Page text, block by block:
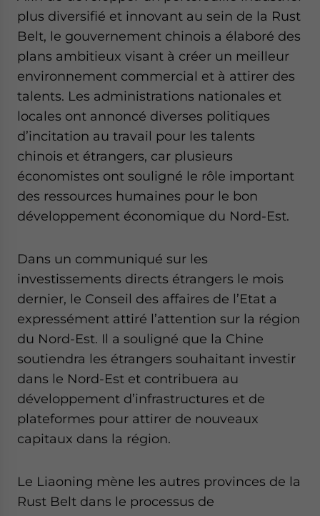
plus diversifié et innovant au sein de la Rust
Belt, le gouvernement chinois a élaboré des
plans ambitieux visant à créer un meilleur
environnement commercial et à attirer des
talents. Les administrations nationales et
locales ont annoncé diverses politiques
d’incitation au travail pour les talents
chinois et étrangers, car plusieurs
économistes ont souligné le rôle important
des ressources humaines pour le bon
développement économique du Nord-Est.
Dans un communiqué sur les
investissements directs étrangers le mois
dernier, le Conseil des affaires de l’Etat a
expressément attiré l’attention sur la région
du Nord-Est. Il a souligné que la Chine
soutiendra les étrangers souhaitant investir
dans le Nord-Est et contribuera au
développement d’infrastructures et de
plateformes pour attirer de nouveaux
capitaux dans la région.
Le Liaoning mène les autres provinces de la
Rust Belt dans le processus de